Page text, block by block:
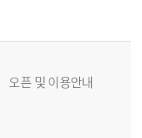
오픈 및 이용안내